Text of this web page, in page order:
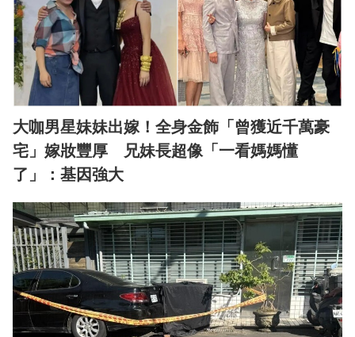
大咖男星妹妹出嫁！全身金飾「曾獲近千萬豪
宅」嫁妝豐厚 兄妹長超像「一看媽媽懂
了」：基因強大